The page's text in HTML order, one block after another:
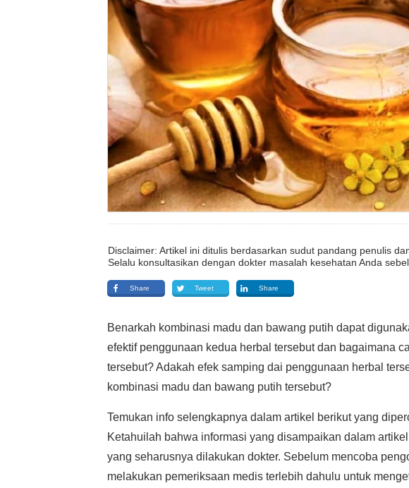
Disclaimer: Artikel ini ditulis berdasarkan sudut pandang penulis
Selalu konsultasikan dengan dokter masalah kesehatan Anda
Share Tweet Share
Benarkah kombinasi madu dan bawang putih dapat
efektif penggunaan kedua herbal tersebut dan bagaimana
tersebut? Adakah efek samping dai penggunaan herbal
kombinasi madu dan bawang putih tersebut?
Temukan info selengkapnya dalam artikel berikut yang
Ketahuilah bahwa informasi yang disampaikan dalam
yang seharusnya dilakukan dokter. Sebelum mencoba
melakukan pemeriksaan medis terlebih dahulu untuk